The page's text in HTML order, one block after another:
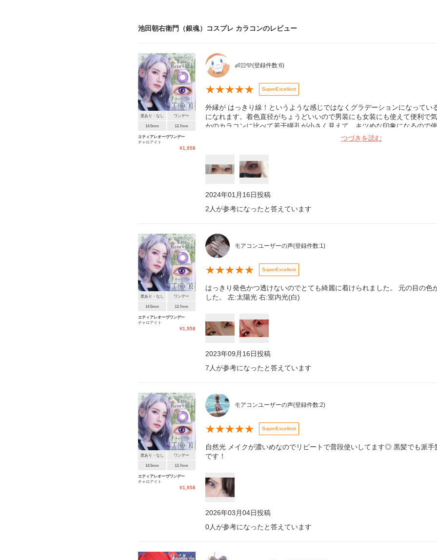
池田朝右衛門（銀魂）コスプレ カラコンのレビュー
度あり・なし ワンデー
14.5mm 13.7mm
エティアレオーヴワンデー
チャロアイト
¥1,958
👶🏻🩵(登録件数:6)
★★★★★ SuperExcellent
外縁が はっきり線！というような感じではなくグラデーションになってい
になれます。着色直径がちょうどいいので男装にも女装にも使えて便利で
かのカラコンに比べて若干瞳孔が小さく見えて、キツめな印象になるので
つづきを読む
2024年01月16日投稿
2 人が参考になったと答えています
度あり・なし ワンデー
14.5mm 13.7mm
エティアレオーヴワンデー
チャロアイト
¥1,958
モアコンユーザーの声(登録件数:1)
★★★★★ SuperExcellent
はっきり発色かつ透けないのでとても綺麗に着けられました。 元の目の色
した。 左:太陽光 右:室内光(白)
2023年09月16日投稿
7 人が参考になったと答えています
度あり・なし ワンデー
14.5mm 13.7mm
エティアレオーヴワンデー
チャロアイト
¥1,958
モアコンユーザーの声(登録件数:2)
★★★★★ SuperExcellent
自然光 メイクが濃いめなのでリピートで普段使いしてます◎ 黒髪でも派手
です！
2026年03月04日投稿
0人が参考になったと答えています